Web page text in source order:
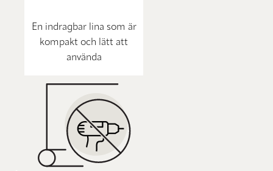
En indragbar lina som är
kompakt och lätt att
använda